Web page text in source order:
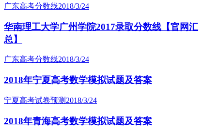
广东高考分数线2018/3/24
华南理工大学广州学院2017录取分数线【官网汇
总】
广东高考分数线2018/3/24
2018年宁夏高考数学模拟试题及答案
宁夏高考试卷预测 2018/3/24
2018年青海高考数学模拟试题及答案